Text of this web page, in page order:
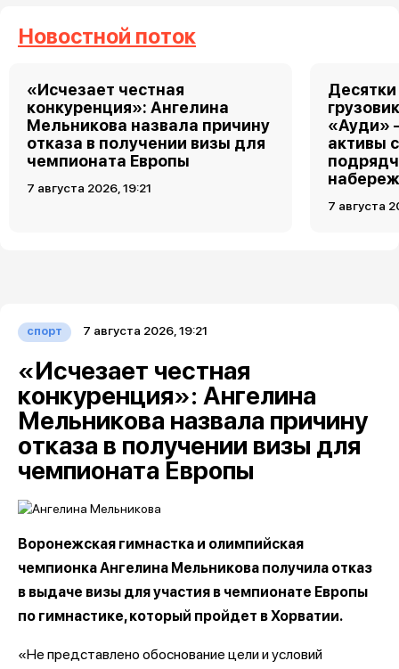
Новостной поток
«Исчезает честная
конкуренция»: Ангелина
Мельникова назвала причину
отказа в получении визы для
чемпионата Европы
7 августа 2026, 19:21
«Ауди»
активы
7 августа
спорт 7 августа 2026, 19:21
«Исчезает честная
конкуренция»: Ангелина
Мельникова назвала причину
отказа в получении визы для
чемпионата Европы
Воронежская гимнастка и олимпийская
чемпионка Ангелина Мельникова получила отказ
в выдаче визы для участия в чемпионате Европы
по гимнастике, который пройдет в Хорватии.
«Не представлено обоснование цели и условий